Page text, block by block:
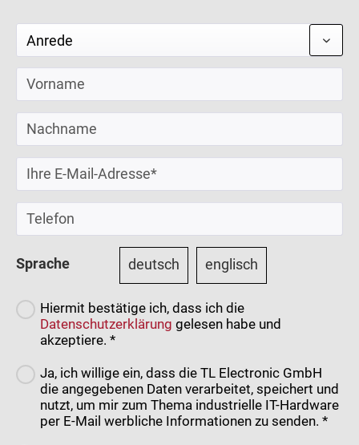
Sprache deutsch englisch
Hiermit bestätige ich, dass ich die
Datenschutzerklärung gelesen habe und
akzeptiere. *
Ja, ich willige ein, dass die TL Electronic GmbH
die angegebenen Daten verarbeitet, speichert und
nutzt, um mir zum Thema industrielle IT-Hardware
per E-Mail werbliche Informationen zu senden. *